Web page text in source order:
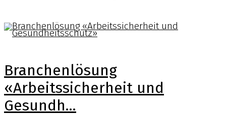
Branchenlösung
«Arbeitssicherheit und
Gesundh...